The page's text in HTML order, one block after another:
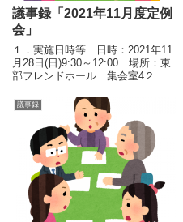
議事録「2021年11月度定例
会」
１．実施日時等 日時：2021年11
月28日(日)9:30～12:00 場所：東
部フレンドホール 集会室4２．
定 ２）女川石碑 最後の除幕式の
視察報告（11/20～22） ３）新
たな地区防災計画作成支援 ４）
江...
議事録